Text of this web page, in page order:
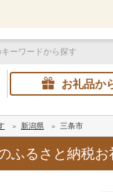
お礼品か
新潟県 三条市
ふるさと納税